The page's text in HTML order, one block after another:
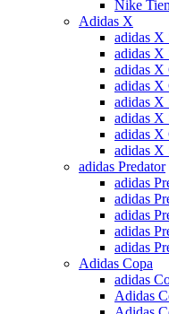
Nike
Adidas X
adidas X
adidas X
adidas X
adidas X
adidas X
adidas X
adidas X
adidas X
adidas Predator
adidas
adidas
adidas
adidas
adidas
Adidas Copa
adidas
Adidas